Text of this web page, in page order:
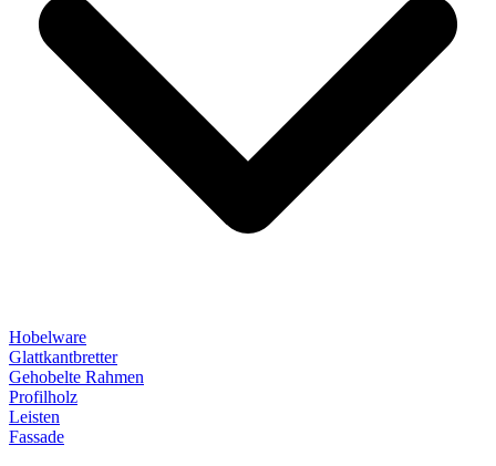
Hobelware
Glattkantbretter
Gehobelte Rahmen
Profilholz
Leisten
Fassade